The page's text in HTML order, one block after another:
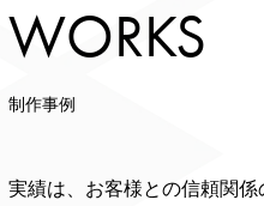
WORKS
制作事例
実績は、お客様との信頼関